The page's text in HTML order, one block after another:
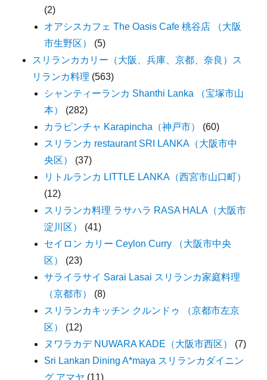
(2)
オアシスカフェ The Oasis Cafe 桃谷店 （大阪
市生野区）
(5)
スリランカカリー（大阪、兵庫、京都、奈良）ス
リランカ料理 (563)
シャンティーランカ Shanthi Lanka （宝塚市山
本）
(282)
カラピンチャ Karapincha（神戸市）
(60)
スリランカ restaurant SRI LANKA（大阪市中
央区）
(37)
リトルランカ LITTLE LANKA（西宮市山口町）
(12)
スリランカ料理 ラサハラ RASA HALA（大阪市
淀川区）
(41)
セイロン カリー Ceylon Curry （大阪市中央
区）
(23)
サライラサイ Sarai Lasai スリランカ家庭料理
（京都市）
(8)
スリランカキッチン クルンドゥ （京都市左京
区）
(12)
ヌワラカデ NUWARA KADE（大阪市西区）
(7)
Sri Lankan Dining A*maya スリランカダイニン
グ アマヤ (11)